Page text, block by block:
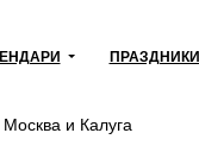
ПРАЗДНИКИ
Москва и Калуга